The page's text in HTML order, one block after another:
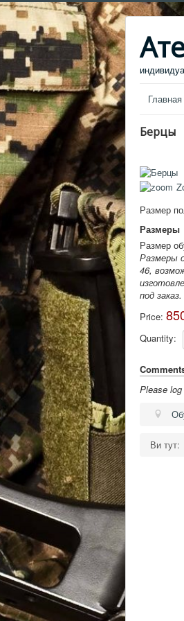
Главная
Берцы
Размер
Размеры
Размер
Размеры
46,
под заказ.
Price:
Quantity:
Please
Ви тут: